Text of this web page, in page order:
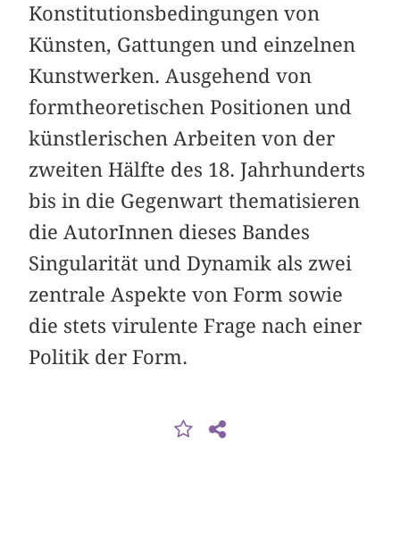
Konstitutionsbedingungen von
Künsten, Gattungen und einzelnen
Kunstwerken. Ausgehend von
formtheoretischen Positionen und
künstlerischen Arbeiten von der
zweiten Hälfte des 18. Jahrhunderts
bis in die Gegenwart thematisieren
die AutorInnen dieses Bandes
Singularität und Dynamik als zwei
zentrale Aspekte von Form sowie
die stets virulente Frage nach einer
Politik der Form.